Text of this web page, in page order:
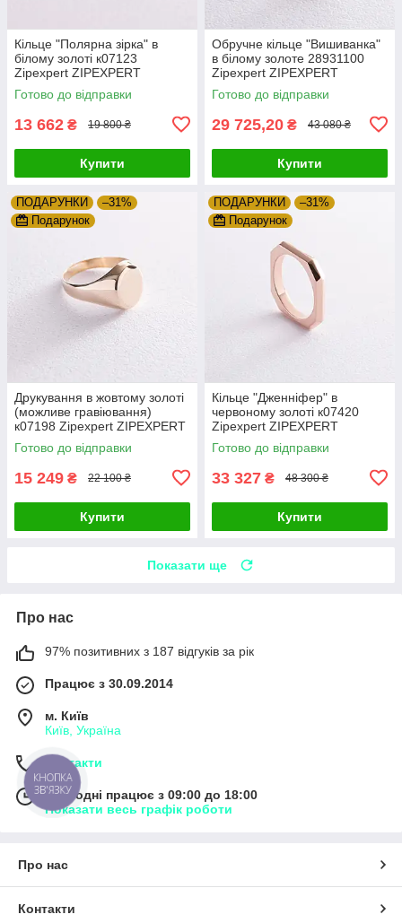
Кільце "Полярна зірка" в
білому золоті к07123
Zipexpert ZIPEXPERT
Готово до відправки
13 662 ₴ 19 800 ₴
Купити
Обручне кільце "Вишиванка"
в білому золоте 28931100
Zipexpert ZIPEXPERT
Готово до відправки
29 725,20 ₴ 43 080 ₴
Купити
ПОДАРУНКИ
–31%
Подарунок
Друкування в жовтому золоті
(можливе гравіювання)
к07198 Zipexpert ZIPEXPERT
Готово до відправки
15 249 ₴ 22 100 ₴
Купити
ПОДАРУНКИ
–31%
Подарунок
Кільце "Дженніфер" в
червоному золоті к07420
Zipexpert ZIPEXPERT
Готово до відправки
33 327 ₴ 48 300 ₴
Купити
Показати ще
Про нас
97% позитивних з 187 відгуків за рік
Працює з 30.09.2014
м. Київ
Київ, Україна
Контакти
Сьогодні працює з 09:00 до 18:00
Показати весь графік роботи
Про нас
Контакти
КНОПКА
ЗВ'ЯЗКУ